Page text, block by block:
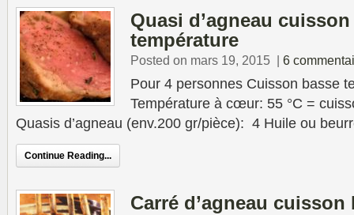
Quasi d’agneau
température
Posted on mars 19, 2015 | 6
Pour 4 personnes Cuisson basse
Température à cœur: 55 °C =
Quasis d’agneau (env.200 gr/pièce): 4 Huile ou
Continue Reading...
Carré d’agneau